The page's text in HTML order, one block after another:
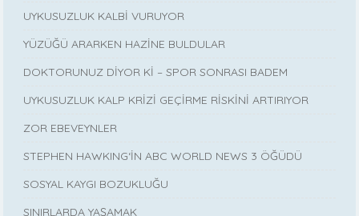
UYKUSUZLUK KALBİ VURUYOR
YÜZÜĞÜ ARARKEN HAZİNE BULDULAR
DOKTORUNUZ DİYOR Kİ – SPOR SONRASI BADEM
UYKUSUZLUK KALP KRİZİ GEÇİRME RİSKİNİ ARTIRIYOR
ZOR EBEVEYNLER
STEPHEN HAWKING‘İN ABC WORLD NEWS 3 ÖĞÜDÜ
SOSYAL KAYGI BOZUKLUĞU
SINIRLARDA YAŞAMAK